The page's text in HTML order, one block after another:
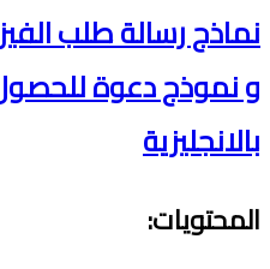
نماذج رسالة طلب
و نموذج دعوة
بالانجليزية
المحتويات: